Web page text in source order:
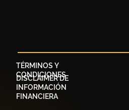
TÉRMINOS Y
CONDICIONES
DISCLAIMER DE
INFORMACIÓN
FINANCIERA